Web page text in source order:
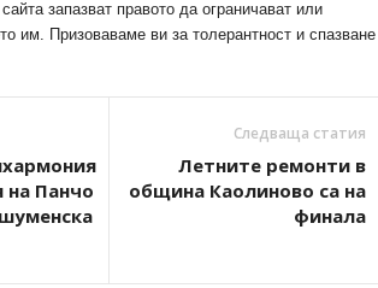
запазват правото да ограничават или
им. Призоваваме ви за толерантност и спазване
на Панчо
Следваща статия
Летните ремонти в
община Каолиново са на
финала